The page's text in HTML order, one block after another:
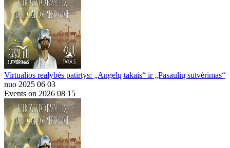
Virtualios realybės patirtys: „Angelų takais“ ir „Pasaulių sutvėrimas“
nuo 2025 06 03
Events on 2026 08 15